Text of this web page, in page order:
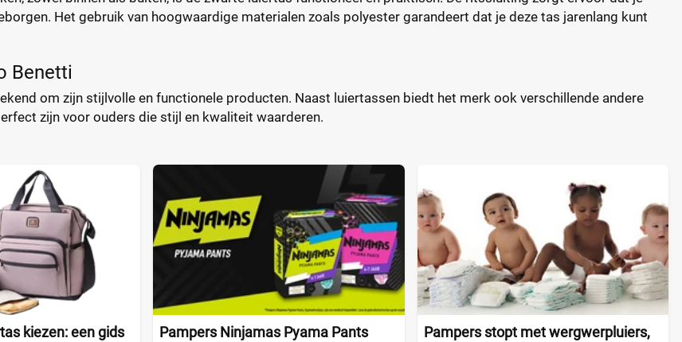
Het gebruik van hoogwaardige materialen zoals polyester garandeert dat je deze tas jarenlang kunt
Benetti
om zijn stijlvolle en functionele producten. Naast luiertassen biedt het merk ook verschillende andere
zijn voor ouders die stijl en kwaliteit waarderen.
kiezen: een gids
Pampers Ninjamas Pyama Pants
Pampers stopt met wergwerpluiers,